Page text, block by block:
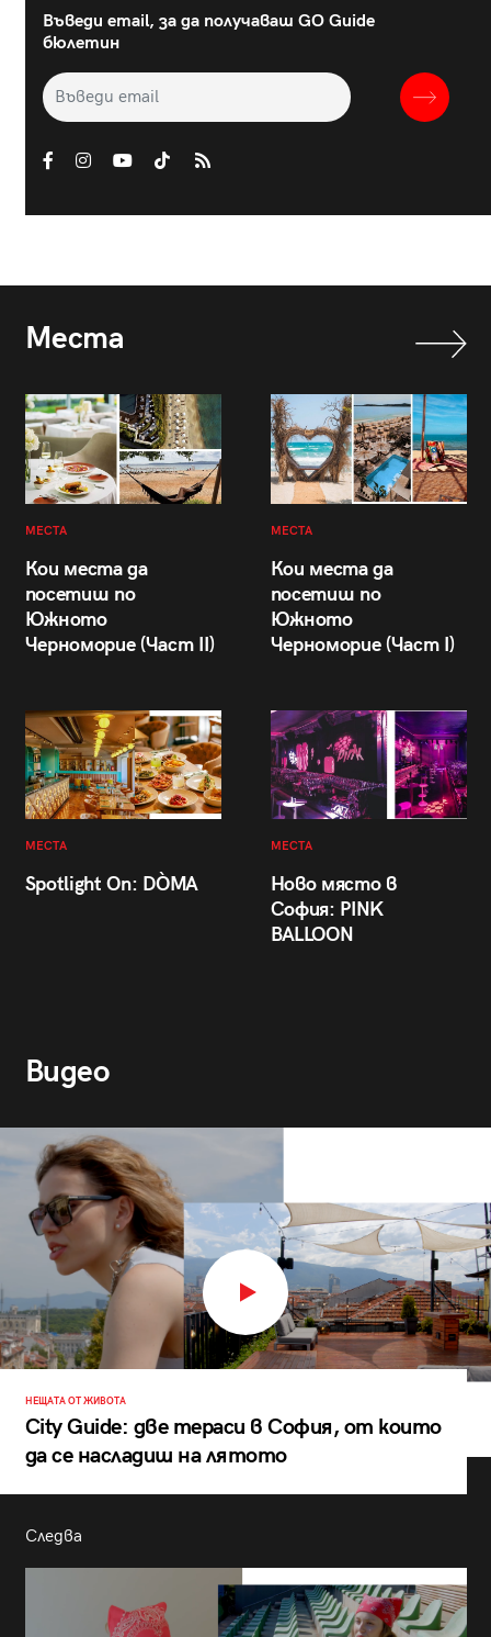
Въведи email, за да получаваш GO Guide
бюлетин
Места
МЕСТА
Кои места да
посетиш по
Южното
Черноморие (Част II)
МЕСТА
Кои места да
посетиш по
Южното
Черноморие (Част I)
МЕСТА
Spotlight On: DÒMA
МЕСТА
Ново място в
София: PINK
BALLOON
Видео
НЕЩАТА ОТ ЖИВОТА
City Guide: две тераси в София, от които
да се насладиш на лятото
Следва